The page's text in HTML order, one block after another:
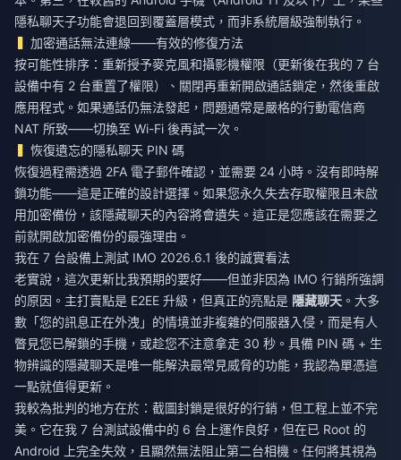
隱私聊天子功能會退回到覆蓋層模式，而非系統層級強制執行。
加密通話無法連線——有效的修復方法
按可能性排序：重新授予麥克風和攝影機權限（更新後在我的 7 台
設備中有 2 台重置了權限）、關閉再重新開啟通話鎖定，然後重啟
應用程式。如果通話仍無法發起，問題通常是嚴格的行動電信商
NAT 所致——切換至 Wi-Fi 後再試一次。
恢復遺忘的隱私聊天 PIN 碼
恢復過程需透過 2FA 電子郵件確認，並需要 24 小時。沒有即時解
鎖功能——這是正確的設計選擇。如果您永久失去存取權限且未啟
用加密備份，該隱藏聊天的內容將會遺失。這正是您應該在需要之
前就開啟加密備份的最強理由。
我在 7 台設備上測試 IMO 2026.6.1 後的誠實看法
老實說，這次更新比我預期的要好——但並非因為 IMO 行銷所強調
的原因。主打賣點是 E2EE 升級，但真正的亮點是 隱藏聊天 。大多
數「您的訊息正在外洩」的情境並非複雜的伺服器入侵，而是有人
瞥見您已解鎖的手機，或趁您不注意拿走 30 秒。具備 PIN 碼 + 生
物辨識的隱藏聊天是唯一能解決最常見威脅的功能，我認為單憑這
一點就值得更新。
我較為批判的地方在於：截圖封鎖是很好的行銷，但工程上並不完
美。它在我 7 台測試設備中的 6 台上運作良好，但在已 Root 的
Android 上完全失效，且顯然無法阻止第二台相機。任何將其視為